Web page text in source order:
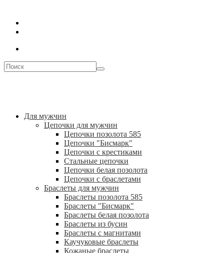
Для мужчин
Цепочки для мужчин
Цепочки позолота 585
Цепочки "Бисмарк"
Цепочки с крестиками
Стальные цепочки
Цепочки белая позолота
Цепочки с браслетами
Браслеты для мужчин
Браслеты позолота 585
Браслеты "Бисмарк"
Браслеты белая позолота
Браслеты из бусин
Браслеты с магнитами
Каучуковые браслеты
Кожаные браслеты